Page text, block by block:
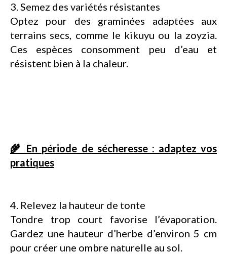
3. Semez des variétés résistantes
Optez pour des graminées adaptées aux
terrains secs, comme le kikuyu ou la zoyzia.
Ces espèces consomment peu d’eau et
résistent bien à la chaleur.
🌾 En période de sécheresse : adaptez vos
pratiques
4. Relevez la hauteur de tonte
Tondre trop court favorise l’évaporation.
Gardez une hauteur d’herbe d’environ 5 cm
pour créer une ombre naturelle au sol.